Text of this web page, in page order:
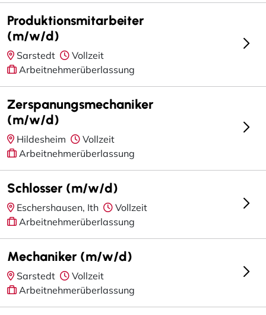
Produktionsmitarbeiter
(m/w/d)
Sarstedt
Vollzeit
Arbeitnehmerüberlassung
Zerspanungsmechaniker
(m/w/d)
Hildesheim
Vollzeit
Arbeitnehmerüberlassung
Schlosser (m/w/d)
Eschershausen, Ith
Vollzeit
Arbeitnehmerüberlassung
Mechaniker (m/w/d)
Sarstedt
Vollzeit
Arbeitnehmerüberlassung